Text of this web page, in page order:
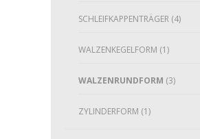
SCHLEIFKAPPENTRÄGER (4)
WALZENKEGELFORM (1)
WALZENRUNDFORM (3)
ZYLINDERFORM (1)